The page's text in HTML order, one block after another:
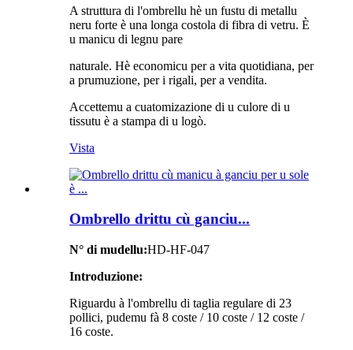
A struttura di l'ombrellu hè un fustu di metallu
neru forte è una longa costola di fibra di vetru. È
u manicu di legnu pare
naturale. Hè economicu per a vita quotidiana, per
a prumuzione, per i rigali, per a vendita.
Accettemu a cuatomizazione di u culore di u
tissutu è a stampa di u logò.
Vista
Ombrello drittu cù ganciu...
N° di mudellu:HD-HF-047
Introduzione:
Riguardu à l'ombrellu di taglia regulare di 23
pollici, pudemu fà 8 coste / 10 coste / 12 coste /
16 coste.